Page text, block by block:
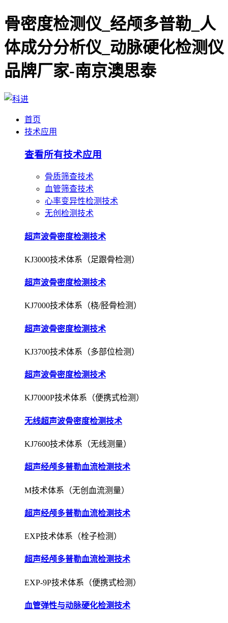
骨密度检测仪_经颅多普勒_人
体成分分析仪_动脉硬化检测仪
品牌厂家-南京澳思泰
首页
技术应用
查看所有技术应用
骨质筛查技术
血管筛查技术
心率变异性检测技术
无创检测技术
超声波骨密度检测技术
KJ3000技术体系（足跟骨检测）
超声波骨密度检测技术
KJ7000技术体系（桡/胫骨检测）
超声波骨密度检测技术
KJ3700技术体系（多部位检测）
超声波骨密度检测技术
KJ7000P技术体系（便携式检测）
无线超声波骨密度检测技术
KJ7600技术体系（无线测量）
超声经颅多普勒血流检测技术
M技术体系（无创血流测量）
超声经颅多普勒血流检测技术
EXP技术体系（栓子检测）
超声经颅多普勒血流检测技术
EXP-9P技术体系（便携式检测）
血管弹性与动脉硬化检测技术